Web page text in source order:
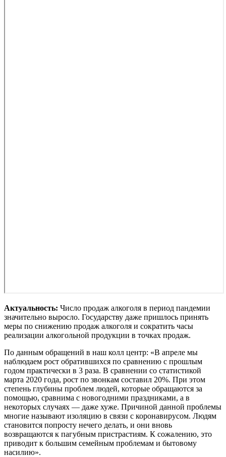
Актуальность: Число продаж алкоголя в период пандемии
значительно выросло. Государству даже пришлось принять
меры по снижению продаж алкоголя и сократить часы
реализации алкогольной продукции в точках продаж.
По данным обращений в наш колл центр: «В апреле мы
наблюдаем рост обратившихся по сравнению с прошлым
годом практически в 3 раза. В сравнении со статистикой
марта 2020 года, рост по звонкам составил 20%. При этом
степень глубины проблем людей, которые обращаются за
помощью, сравнима с новогодними праздниками, а в
некоторых случаях — даже хуже. Причиной данной проблемы
многие называют изоляцию в связи с коронавирусом. Людям
становится попросту нечего делать, и они вновь
возвращаются к пагубным пристрастиям. К сожалению, это
приводит к большим семейным проблемам и бытовому
насилию».